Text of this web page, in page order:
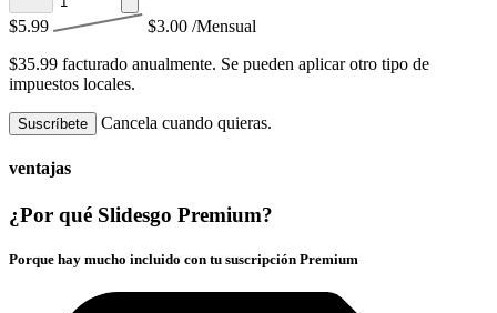
$5.99 $3.00 /Mensual
$35.99 facturado anualmente. Se pueden aplicar otro tipo de
impuestos locales.
Suscríbete Cancela cuando quieras.
ventajas
¿Por qué Slidesgo Premium?
Porque hay mucho incluido con tu suscripción Premium